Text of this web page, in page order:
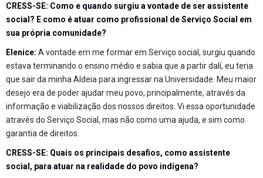
CRESS-SE: Como e quando surgiu a vontade de ser assistente
social? E como é atuar como profissional de Serviço Social em
sua própria comunidade?
Elenice: A vontade em me formar em Serviço social, surgiu quando
estava terminando o ensino médio e sabia que a partir dalí, eu teria
que sair da minha Aldeia para ingressar na Universidade. Meu maior
desejo era de poder ajudar meu povo, principalmente, através da
informação e viabilização dos nossos direitos. Vi essa oportunidade
através do Serviço Social, mas não como uma ajuda, e sim como
garantia de direitos.
CRESS-SE: Quais os principais desafios, como assistente
social, para atuar na realidade do povo indígena?